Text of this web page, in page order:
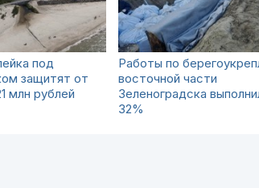
под
защитят от
млн рублей
Работы по
восточной части
Зеленоградска
32%